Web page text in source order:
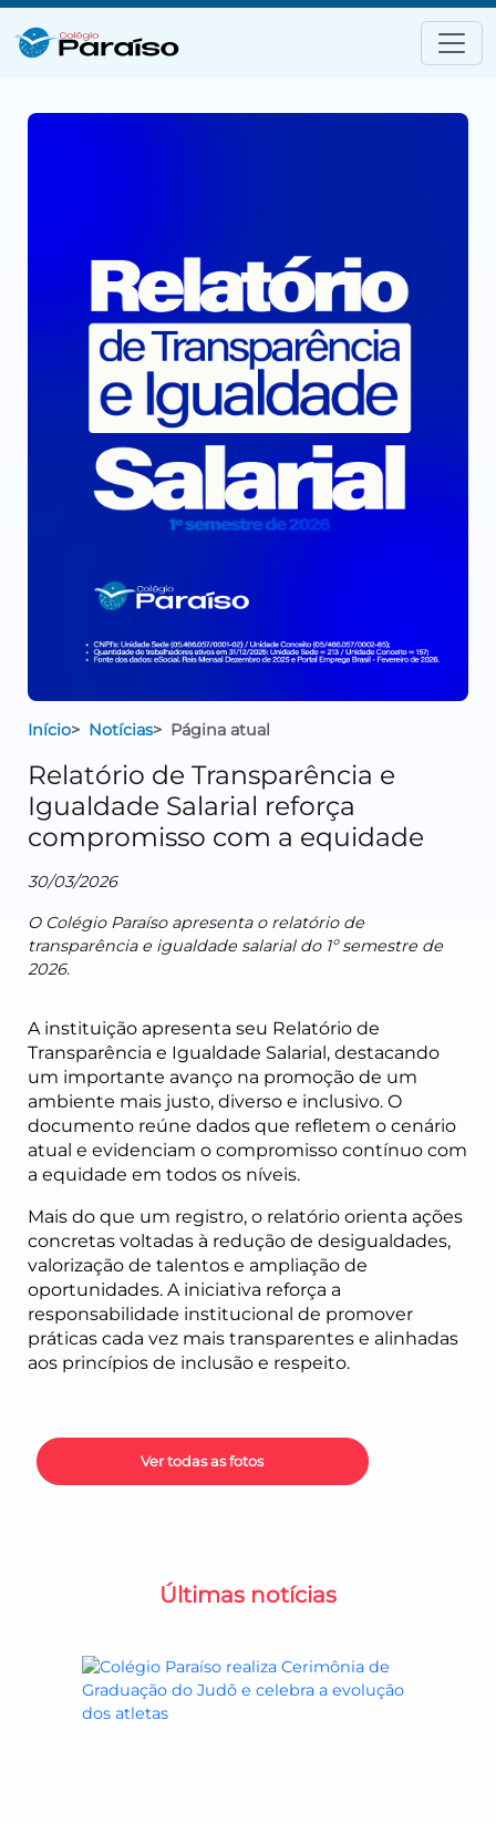
Início Notícias Página atual
Relatório de Transparência e
Igualdade Salarial reforça
compromisso com a equidade
30/03/2026
O Colégio Paraíso apresenta o relatório de
transparência e igualdade salarial do 1º semestre de
2026.
A instituição apresenta seu Relatório de
Transparência e Igualdade Salarial, destacando
um importante avanço na promoção de um
ambiente mais justo, diverso e inclusivo. O
documento reúne dados que refletem o cenário
atual e evidenciam o compromisso contínuo com
a equidade em todos os níveis.
Mais do que um registro, o relatório orienta ações
concretas voltadas à redução de desigualdades,
valorização de talentos e ampliação de
oportunidades. A iniciativa reforça a
responsabilidade institucional de promover
práticas cada vez mais transparentes e alinhadas
aos princípios de inclusão e respeito.
Ver todas as fotos
Últimas notícias